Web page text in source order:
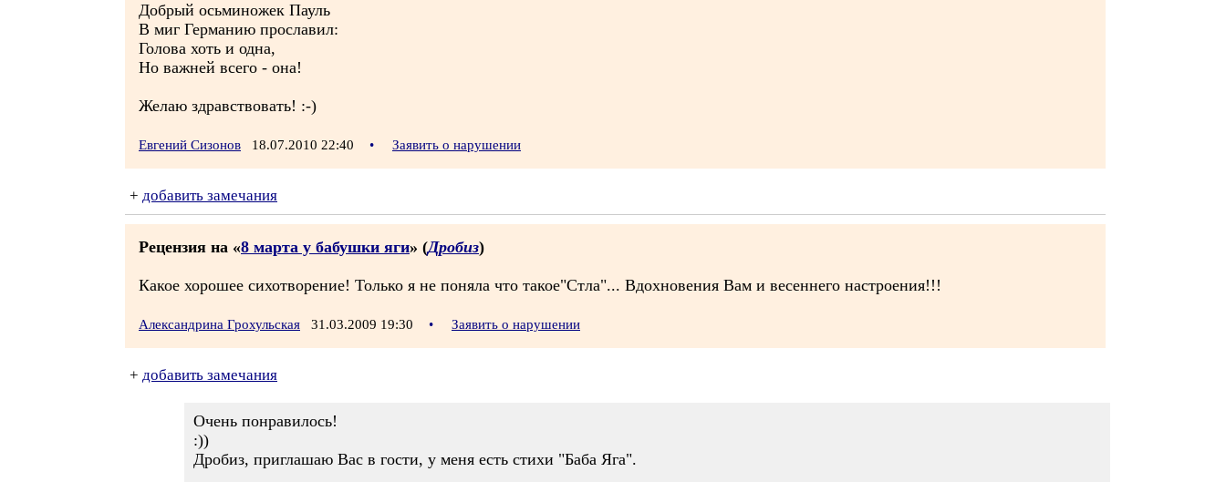
Добрый осьминожек Пауль
В миг Германию прославил:
Голова хоть и одна,
Но важней всего - она!
Желаю здравствовать! :-)
Евгений Сизонов 18.07.2010 22:40 • Заявить о нарушении
+ добавить замечания
Рецензия на «8 марта у бабушки яги» (Дробиз)
Какое хорошее сихотворение! Только я не поняла что такое"Стла"... Вдохновения Вам и весеннего настроения!!!
Александрина Грохульская 31.03.2009 19:30 • Заявить о нарушении
+ добавить замечания
Очень понравилось!
:))
Дробиз, приглашаю Вас в гости, у меня есть стихи "Баба Яга".